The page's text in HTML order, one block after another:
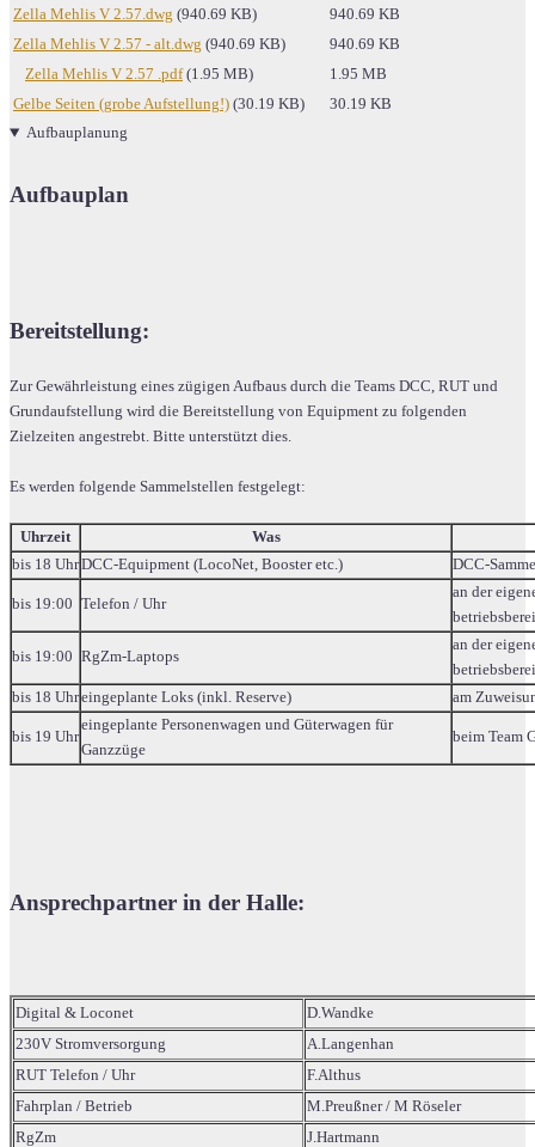
Zella Mehlis V 2.57.dwg (940.69 KB)
940.69 KB
Zella Mehlis V 2.57 - alt.dwg (940.69 KB)
940.69 KB
Zella Mehlis V 2.57 .pdf (1.95 MB)
1.95 MB
Gelbe Seiten (grobe Aufstellung!) (30.19 KB)
30.19 KB
Aufbauplanung
Aufbauplan
Bereitstellung:
Zur Gewährleistung eines zügigen Aufbaus durch die Teams DCC, RUT und
Grundaufstellung wird die Bereitstellung von Equipment zu folgenden
Zielzeiten angestrebt. Bitte unterstützt dies.
Es werden folgende Sammelstellen festgelegt:
Uhrzeit
Was
bis 18 UhrDCC-Equipment (LocoNet, Booster etc.) DCC-
bis 19:00 Telefon / Uhr
an der
bis 19:00 RgZm-Laptops
an der
bis 18 Uhreingeplante Loks (inkl. Reserve) am
bis 19 Uhr
eingeplante Personenwagen und Güterwagen für
Ganzzüge
beim Team
Ansprechpartner in der Halle:
Digital & Loconet
D.Wandke
230V Stromversorgung
A.Langenhan
RUT Telefon / Uhr
F.Althus
Fahrplan / Betrieb
M.Preußner / M Röseler
RgZm
J.Hartmann